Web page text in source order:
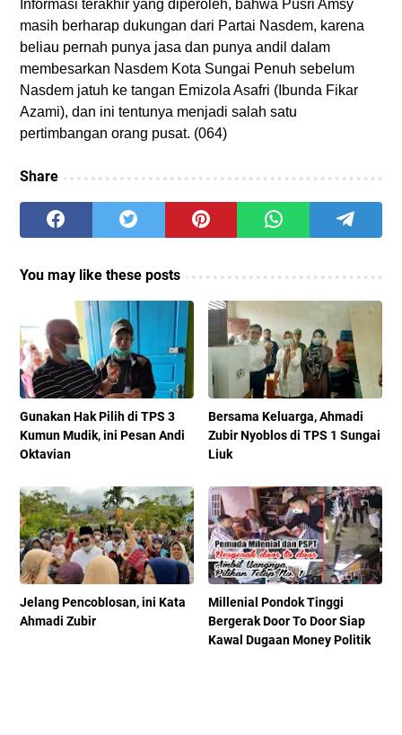
Informasi terakhir yang diperoleh, bahwa Pusri Amsy
masih berharap dukungan dari Partai Nasdem, karena
beliau pernah punya jasa dan punya andil dalam
membesarkan Nasdem Kota Sungai Penuh sebelum
Nasdem jatuh ke tangan Emizola Asafri (Ibunda Fikar
Azami), dan ini tentunya menjadi salah satu
pertimbangan orang pusat. (064)
Share
You may like these posts
Gunakan Hak Pilih di TPS 3
Kumun Mudik, ini Pesan Andi
Oktavian
Bersama Keluarga, Ahmadi
Zubir Nyoblos di TPS 1 Sungai
Liuk
Jelang Pencoblosan, ini Kata
Ahmadi Zubir
Millenial Pondok Tinggi
Bergerak Door To Door Siap
Kawal Dugaan Money Politik